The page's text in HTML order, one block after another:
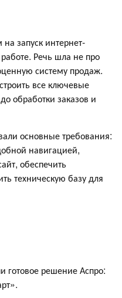
запуск интернет-
Речь шла не про
систему продаж.
все ключевые
обработки заказов и
основные требования:
навигацией,
обеспечить
техническую базу для
готовое решение Аспро: